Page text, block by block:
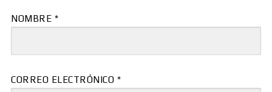
NOMBRE *
CORREO ELECTRÓNICO *